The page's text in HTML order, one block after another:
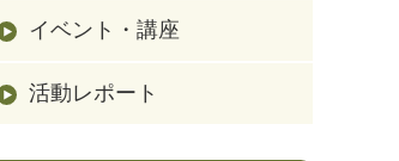
イベント・講座
活動レポート